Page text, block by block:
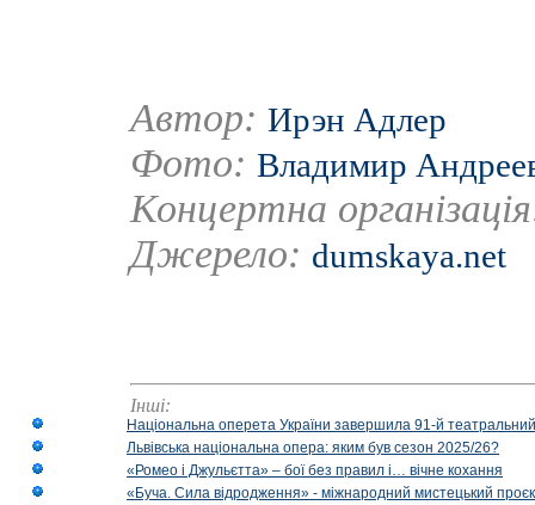
Автор: Ирэн Адлер
Фото: Владимир
Концертна
Джерело: dumskaya.net
Інші:
Національна оперета України завершила 91-й
Львівська національна опера: яким був сезон 2025/26?
«Ромео і Джульєтта» – бої без правил і… вічне кохання
«Буча. Сила відродження» - міжнародний мистецький